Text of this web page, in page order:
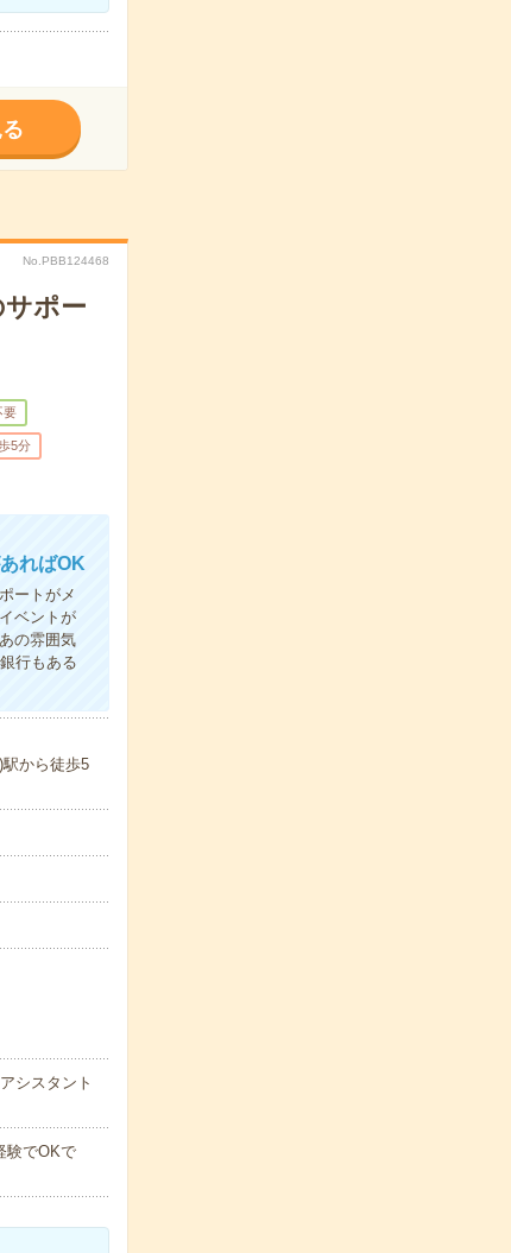
No.PBB124468
ポー
要
5分
ればOK
ートがメ
ベントが
の雰囲気
行もある
から徒歩5
シスタント
験でOKで